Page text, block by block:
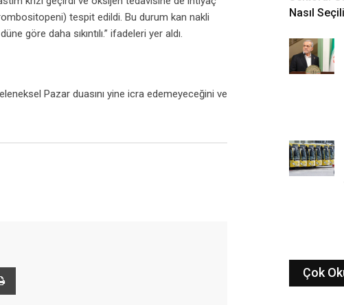
tespit edildi. Bu durum kan nakli
göre daha sıkıntılı.” ifadeleri yer aldı.
Pazar duasını yine icra edemeyeceğini ve
Nasıl
Çok